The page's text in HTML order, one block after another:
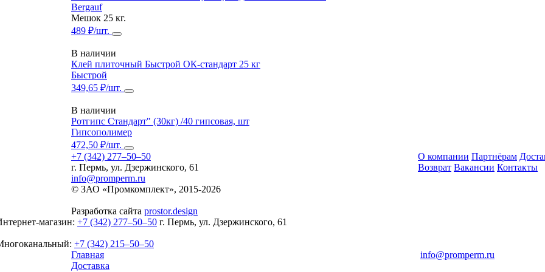
Bergauf
Мешок 25 кг.
489 ₽/шт.
В наличии
Клей плиточный Быстрой ОК-стандарт 25 кг
Быстрой
349,65 ₽/шт.
В наличии
Ротгипс Стандарт" (30кг) /40 гипсовая, шт
Гипсополимер
472,50 ₽/шт.
+7 (342) 277‒50‒50
г. Пермь, ул. Дзержинского, 61
info@promperm.ru
О компании Партнёрам
Возврат Вакансии Контакты
© ЗАО «Промкомплект», 2015-2026
Разработка сайта prostor.design
магазин: +7 (342) 277‒50‒50
+7 (342) 215‒50‒50
г. Пермь, ул. Дзержинского, 61
Главная
Доставка
info@promperm.ru